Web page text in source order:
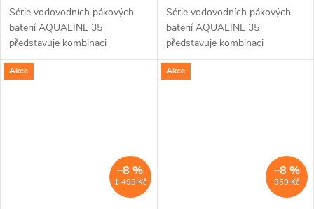
Série vodovodních pákových
baterií AQUALINE 35
představuje kombinaci
tradičního jednoduchého
designu a kvality provedení za
Série vodovodních pákových
baterií AQUALINE 35
představuje kombinaci
tradičního jednoduchého
designu a kvality provedení za
Akce
1 499 Kč
–8 %
Akce
959 Kč
–8 %